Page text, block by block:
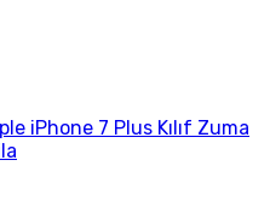
iPhone 7 Plus Kılıf Zuma